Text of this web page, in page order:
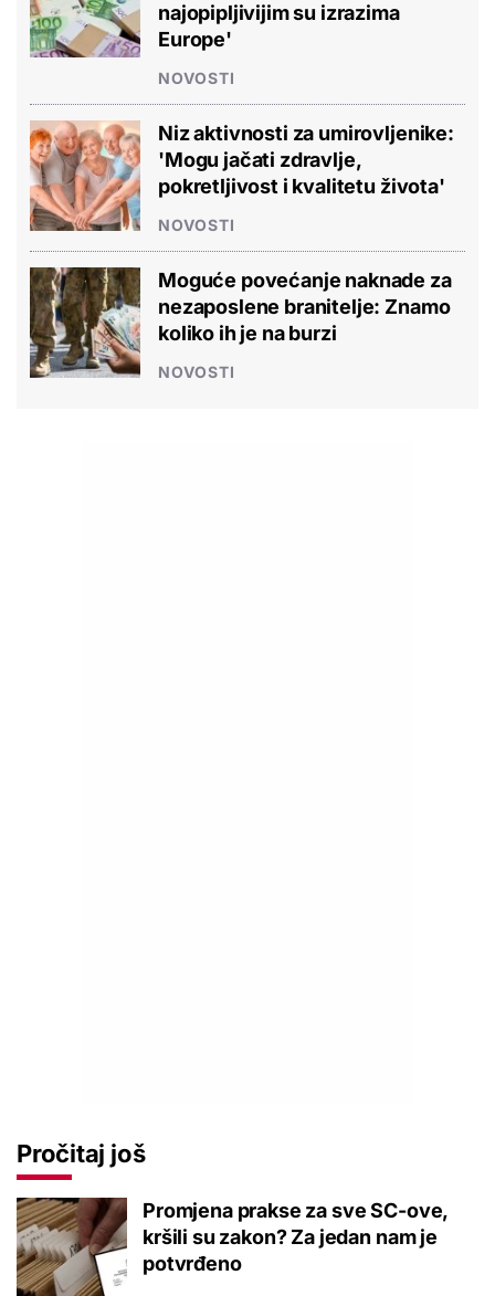
najopipljivijim su izrazima
Europe'
NOVOSTI
Niz aktivnosti za umirovljenike:
'Mogu jačati zdravlje,
pokretljivost i kvalitetu života'
NOVOSTI
Moguće povećanje naknade za
nezaposlene branitelje: Znamo
koliko ih je na burzi
NOVOSTI
Pročitaj još
Promjena prakse za sve SC-ove,
kršili su zakon? Za jedan nam je
potvrđeno